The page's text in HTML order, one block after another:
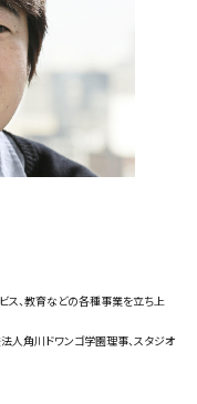
ス、教育などの各種事業を立ち上
人角川ドワンゴ学園理事、スタジオ